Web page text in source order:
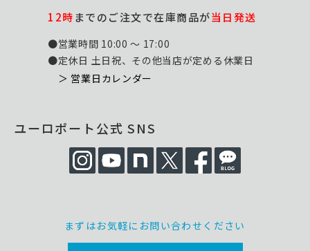
12時までのご注文で在庫商品が当日発送
●営業時間 10:00 ～ 17:00
●定休日 土日祝、その他当店が定める休業日
＞ 営業日カレンダー
ユーロポート公式 SNS
まずはお気軽にお問い合わせください